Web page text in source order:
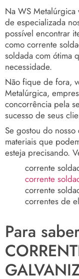
Na WS
de especializada
possível encontrar
como corrente
soldada com ótima
necessidade.
Não fique de fora,
Metalúrgica,
concorrência pela
sucesso de seus
Se gostou do
materiais que
esteja precisando.
corrente
corrente
corrente
correntes de
Para